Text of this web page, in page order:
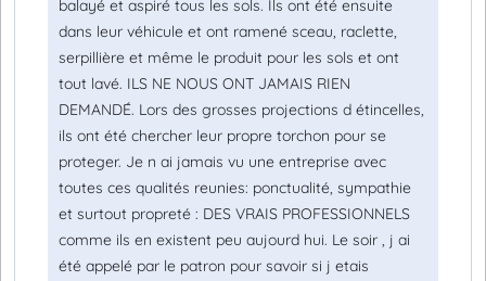
balayé et aspiré tous les sols. Ils ont été ensuite
dans leur véhicule et ont ramené sceau, raclette,
serpillière et même le produit pour les sols et ont
tout lavé. ILS NE NOUS ONT JAMAIS RIEN
DEMANDÉ. Lors des grosses projections d étincelles,
ils ont été chercher leur propre torchon pour se
proteger. Je n ai jamais vu une entreprise avec
toutes ces qualités reunies: ponctualité, sympathie
et surtout propreté : DES VRAIS PROFESSIONNELS
comme ils en existent peu aujourd hui. Le soir , j ai
été appelé par le patron pour savoir si j etais